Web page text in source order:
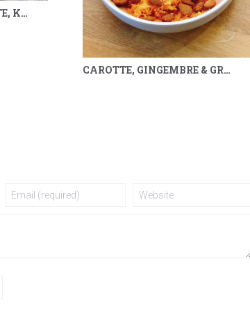
POIREAUX VINAIGRETTE, KUMQUAT, SARRASIN & MÉLILOT
CAROTTE, GINGEMBRE & GRENADE